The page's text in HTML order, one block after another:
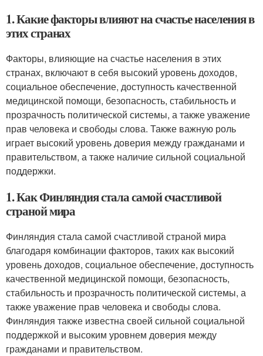
1. Какие факторы влияют на счастье населения в
этих странах
Факторы, влияющие на счастье населения в этих
странах, включают в себя высокий уровень доходов,
социальное обеспечение, доступность качественной
медицинской помощи, безопасность, стабильность и
прозрачность политической системы, а также уважение
прав человека и свободы слова. Также важную роль
играет высокий уровень доверия между гражданами и
правительством, а также наличие сильной социальной
поддержки.
1. Как Финляндия стала самой счастливой
страной мира
Финляндия стала самой счастливой страной мира
благодаря комбинации факторов, таких как высокий
уровень доходов, социальное обеспечение, доступность
качественной медицинской помощи, безопасность,
стабильность и прозрачность политической системы, а
также уважение прав человека и свободы слова.
Финляндия также известна своей сильной социальной
поддержкой и высоким уровнем доверия между
гражданами и правительством.